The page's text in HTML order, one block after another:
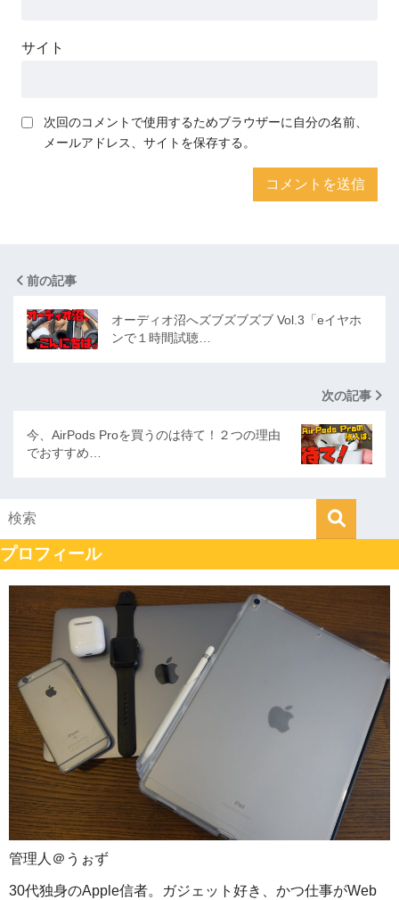
サイト
次回のコメントで使用するためブラウザーに自分の名前、
メールアドレス、サイトを保存する。
前の記事
オーディオ沼へズブズブズブ Vol.3「eイヤホ
ンで１時間試聴…
次の記事
今、AirPods Proを買うのは待て！２つの理由
でおすすめ…
プロフィール
管理人＠うぉず
30代独身のApple信者。ガジェット好き、かつ仕事がWeb